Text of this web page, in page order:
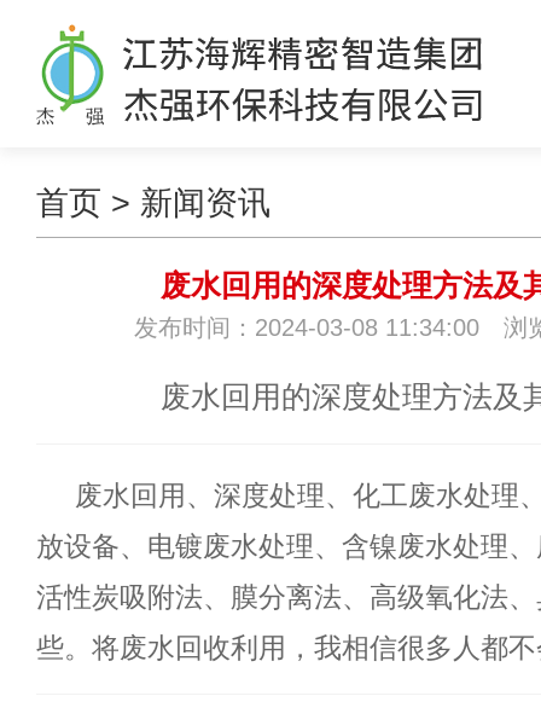
首页 > 新闻资讯
废水回用的深度处理方法及
发布时间：2024-03-08 11:34:00 浏
废水回用的深度处理方法及
废水回用、深度处理、化工废水处理
放设备、电镀废水处理、含镍废水处理
活性炭吸附法、膜分离法、高级氧化法
些。将废水回收利用，我相信很多人都